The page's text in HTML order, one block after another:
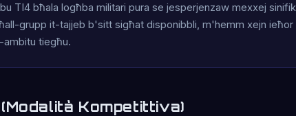
TI4 bħala logħba militari pura se jesperjenzaw mexxej
grupp it-tajjeb b'sitt sigħat disponibbli, m'hemm xejn
tiegħu.
Kompetittiva)